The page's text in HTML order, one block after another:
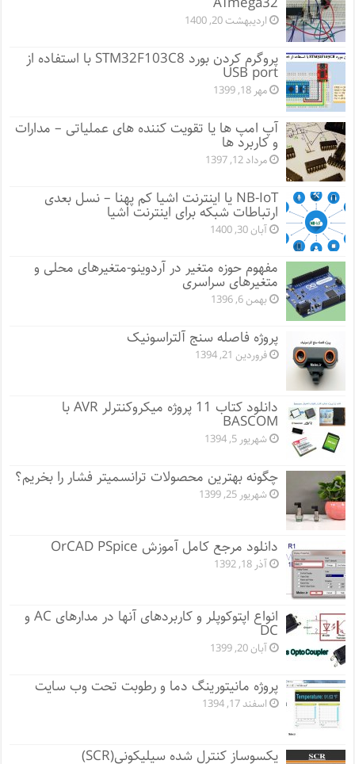
اردیبهشت 20, 1400
پروگرم کردن بورد STM32F103C8 با استفاده از
USB port
مهر 18, 1399
آپ امپ ها یا تقویت کننده های عملیاتی – مدارات
و کاربرد ها
مرداد 12, 1397
NB-IoT یا اینترنت اشیا کم پهنا – نسل بعدی
ارتباطات شبکه برای اینترنت اشیا
آبان 30, 1400
مفهوم حوزه متغیر در آردوینو-متغیرهای محلی و
متغیرهای سراسری
بهمن 6, 1396
پروژه فاصله سنج آلتراسونیک
فروردین 21, 1394
دانلود کتاب 11 پروژه میکروکنترلر AVR با
BASCOM
شهریور 5, 1394
چگونه بهترین محصولات ترانسمیتر فشار را بخریم؟
شهریور 25, 1399
دانلود مرجع کامل آموزش OrCAD PSpice
آذر 18, 1392
انواع اپتوکوپلر و کاربردهای آنها در مدارهای AC و
DC
آبان 20, 1399
پروژه مانيتورينگ دما و رطوبت تحت وب سایت
اسفند 17, 1394
یکسوساز کنترل شده سیلیکونی(SCR)